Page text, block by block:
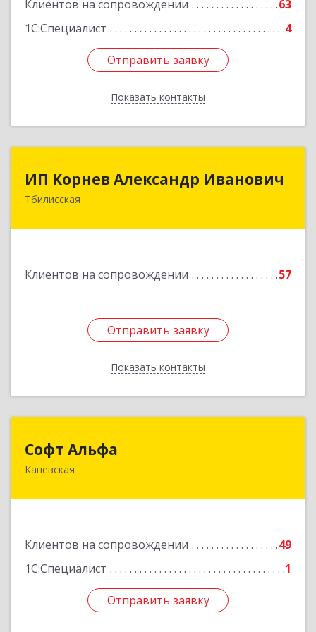
Клиентов на сопровождении
63
1С:Специалист
4
Отправить заявку
Показать контакты
Отправить заявку
Назад
ИП Корнев Александр Иванович
Тбилисская
Клиентов на сопровождении 57
Отправить заявку
Показать контакты
352360, Краснодарский край, Тбилисский р-н,
Отправить заявку
Назад
Софт Альфа
Каневская
Клиентов на сопровождении
49
1С:Специалист
1
Отправить заявку
353730, Краснодарский край, Каневской р-н,
Отправить заявку